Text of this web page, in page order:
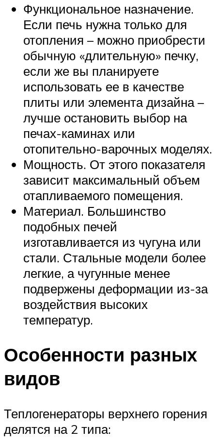
Функциональное назначение.
Если печь нужна только для
отопления – можно приобрести
обычную «длительную» печку,
если же вы планируете
использовать ее в качестве
плиты или элемента дизайна –
лучше остановить выбор на
печах-каминах или
отопительно-варочных моделях.
Мощность. От этого показателя
зависит максимальный объем
отапливаемого помещения.
Материал. Большинство
подобных печей
изготавливается из чугуна или
стали. Стальные модели более
легкие, а чугунные менее
подвержены деформации из-за
воздействия высоких
температур.
Особенности разных
видов
Теплогенераторы верхнего горения
делятся на 2 типа: